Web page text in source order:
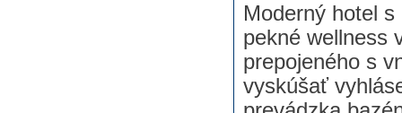
Moderný hotel
pekné wellness
prepojeného s
vyskúšať